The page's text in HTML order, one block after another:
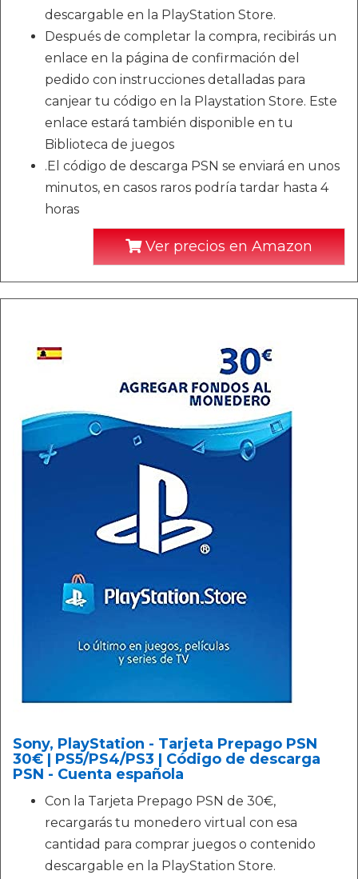
descargable en la PlayStation Store.
Después de completar la compra, recibirás un
enlace en la página de confirmación del
pedido con instrucciones detalladas para
canjear tu código en la Playstation Store. Este
enlace estará también disponible en tu
Biblioteca de juegos
.El código de descarga PSN se enviará en unos
minutos, en casos raros podría tardar hasta 4
horas
Ver precios en Amazon
Sony, PlayStation - Tarjeta Prepago PSN
30€ | PS5/PS4/PS3 | Código de descarga
PSN - Cuenta española
Con la Tarjeta Prepago PSN de 30€,
recargarás tu monedero virtual con esa
cantidad para comprar juegos o contenido
descargable en la PlayStation Store.